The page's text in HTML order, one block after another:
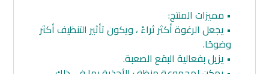
• مميزات المنتج:
• يجعل الرغوة أكثر ثراءً ، ويكون تأثير التنظيف أكثر
وضوحًا.
• يزيل بفعالية البقع الصعبة.